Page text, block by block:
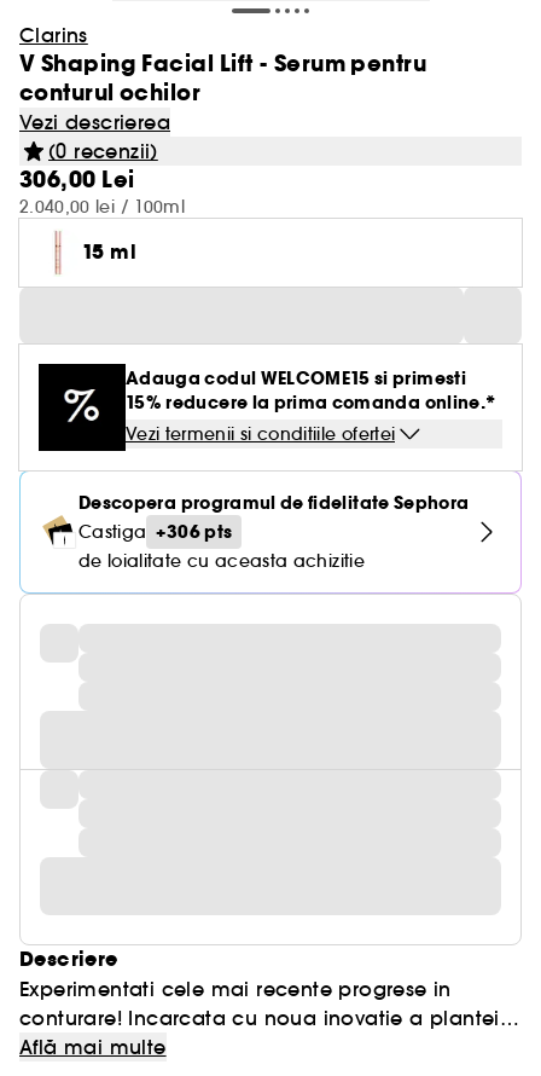
Clarins
V Shaping Facial Lift - Serum pentru
conturul ochilor
Vezi descrierea
(0 recenzii)
306,00 Lei
2.040,00 lei / 100ml
15 ml
Adauga codul WELCOME15 si primesti
15% reducere la prima comanda online.*
Vezi termenii si conditiile ofertei
Descopera programul de fidelitate Sephora
Castiga +306 pts
de loialitate cu aceasta achizitie
Descriere
Experimentati cele mai recente progrese in
conturare! Incarcata cu noua inovatie a plantei
Clarins - Agropyron organic, cel mai bine
Află mai multe